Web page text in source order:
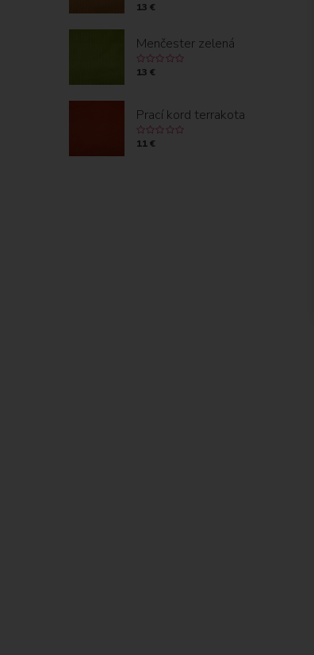
13 €
Menčester zelená
13 €
Prací kord terrakota
11 €